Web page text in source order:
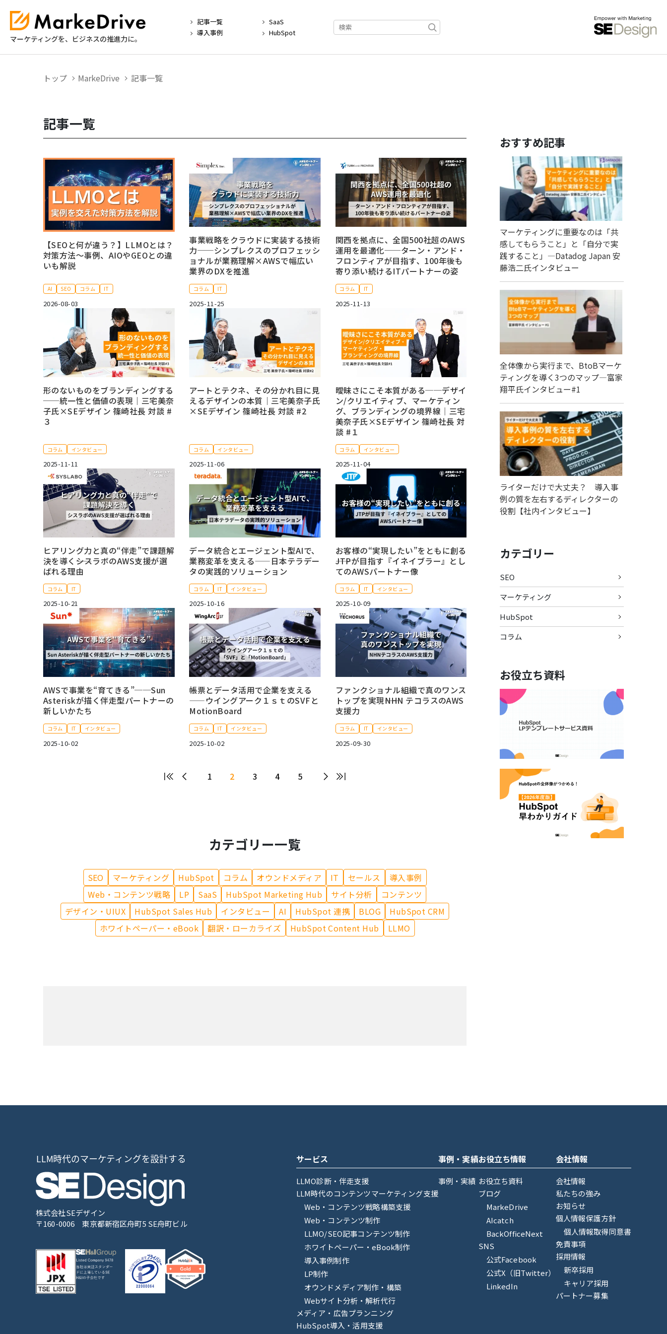
マーケティングを、ビジネスの推進力に。
記事一覧
SaaS
導入事例
HubSpot
トップ MarkeDrive 記事一覧
記事一覧
【SEOと何が違う？】LLMOとは？
対策方法～事例、AIOやGEOとの違
いも解説
AI SEO コラム IT
2026-08-03
事業戦略をクラウドに実装する技術
力──シンプレクスのプロフェッシ
ョナルが業務理解×AWSで幅広い
業界のDXを推進
コラム IT
2025-11-25
関西を拠点に、全国500社超のAWS
運用を最適化──ターン・アンド・
フロンティアが目指す、100年後も
寄り添い続けるITパートナーの姿
コラム IT
2025-11-13
形のないものをブランディングする
──統一性と価値の表現｜三宅美奈
子氏×SEデザイン 篠崎社長 対談 #
３
コラム インタビュー
2025-11-11
アートとテクネ、その分かれ目に見
えるデザインの本質｜三宅美奈子氏
×SEデザイン 篠崎社長 対談 #2
コラム インタビュー
2025-11-06
曖昧さにこそ本質がある──デザイ
ン/クリエイティブ、マーケティン
グ、ブランディングの境界線｜三宅
美奈子氏×SEデザイン 篠崎社長 対
談 #１
コラム インタビュー
2025-11-04
ヒアリング力と真の“伴走”で課題解
決を導く――シスラボのAWS支援が選
ばれる理由
コラム IT
2025-10-21
データ統合とエージェント型AIで、
業務変革を支える——日本テラデー
タの実践的ソリューション
コラム IT インタビュー
2025-10-16
お客様の“実現したい”をともに創る
――JTPが目指す『イネイブラー』とし
てのAWSパートナー像
コラム IT インタビュー
2025-10-09
AWSで事業を“育てきる”──Sun
Asteriskが描く伴走型パートナーの
新しいかたち
コラム IT インタビュー
2025-10-02
帳票とデータ活用で企業を支える
——ウイングアーク１ｓｔのSVFと
MotionBoard
コラム IT インタビュー
2025-10-02
ファンクショナル組織で真のワンス
トップを実現――NHN テコラスのAWS
支援力
コラム IT インタビュー
2025-09-30
1 2 3 4 5
カテゴリー一覧
SEO マーケティング HubSpot コラム オウンドメディア IT セールス
導入事例
Web・コンテンツ戦略
LP SaaS HubSpot Marketing Hub サイト分析
コンテンツ
デザイン・UIUX
HubSpot Sales Hub インタビュー AI HubSpot 連携 BLOG
HubSpot CRM
ホワイトペーパー・eBook
翻訳・ローカライズ HubSpot Content Hub LLMO
おすすめ記事
マーケティングに重要なのは「共
感してもらうこと」と「自分で実
践すること」―Datadog Japan 安
藤浩二氏インタビュー
全体像から実行まで、BtoBマーケ
ティングを導く3つのマップ―富家
翔平氏インタビュー#1
ライターだけで大丈夫？ 導入事
例の質を左右するディレクターの
役割【社内インタビュー】
カテゴリー
SEO
マーケティング
HubSpot
コラム
お役立ち資料
株式会社SEデザイン
〒160-0006
東京都新宿区舟町5 SE舟町ビル
サービス
LLMO診断・伴走支援
LLM時代のコンテンツマーケティング支援
Web・コンテンツ戦略構築支援
Web・コンテンツ制作
LLMO/SEO記事コンテンツ制作
ホワイトペーパー・eBook制作
導入事例制作
LP制作
オウンドメディア制作・構築
Webサイト分析・解析代行
メディア・広告プランニング
HubSpot導入・活用支援
事例・実績
事例・実績
お役立ち情報
お役立ち資料
ブログ
MarkeDrive
AIcatch
BackOfficeNext
SNS
公式Facebook
公式X（旧Twitter）
LinkedIn
会社情報
会社情報
私たちの強み
お知らせ
個人情報保護方針
個人情報取得同意書
免責事項
採用情報
新卒採用
キャリア採用
パートナー募集